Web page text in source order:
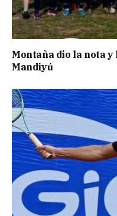
Montaña dio la nota
Mandiyú